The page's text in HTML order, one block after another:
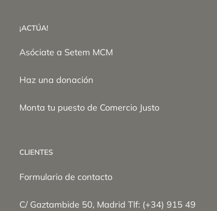
¡ACTÚA!
Asóciate a Setem MCM
Haz una donación
Monta tu puesto de Comercio Justo
CLIENTES
Formulario de contacto
C/ Gaztambide 50, Madrid Tlf: (+34) 915 49